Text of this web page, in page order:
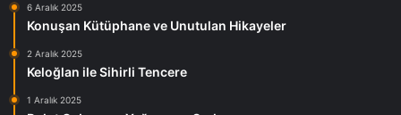
6 Aralık 2025
Konuşan Kütüphane ve Unutulan Hikayeler
2 Aralık 2025
Keloğlan ile Sihirli Tencere
1 Aralık 2025